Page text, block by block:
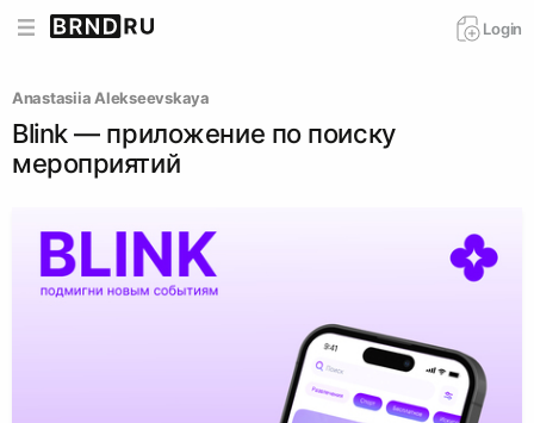
Login
Anastasiia Alekseevskaya
Blink — приложение по поиску
мероприятий